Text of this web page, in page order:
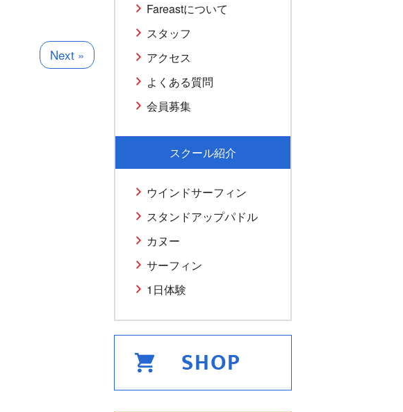
Next »
Fareastについて
スタッフ
アクセス
よくある質問
会員募集
スクール紹介
ウインドサーフィン
スタンドアップパドル
カヌー
サーフィン
1日体験